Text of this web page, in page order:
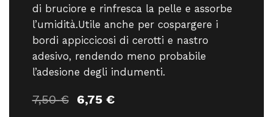
di bruciore e rinfresca la pelle e assorbe
l’umidità.Utile anche per cospargere i
bordi appiccicosi di cerotti e nastro
adesivo, rendendo meno probabile
l’adesione degli indumenti.
7,50€ Il
6,75 €Il